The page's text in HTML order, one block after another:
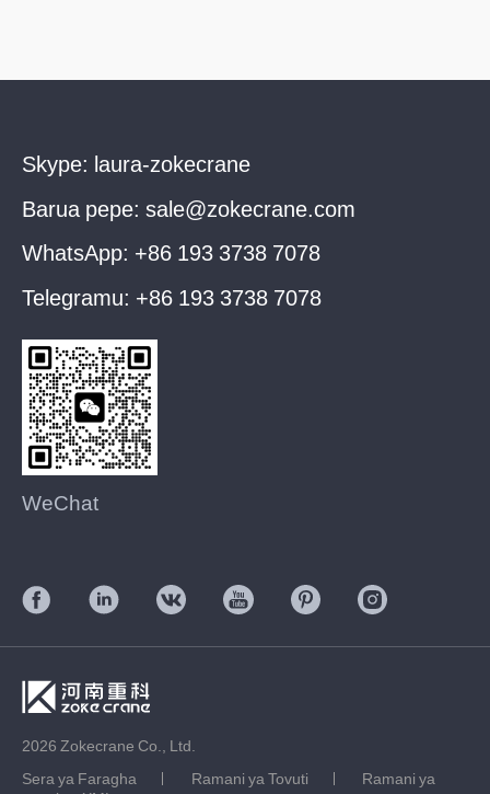
Skype: laura-zokecrane
Barua pepe: sale@zokecrane.com
WhatsApp: +86 193 3738 7078
Telegramu: +86 193 3738 7078
WeChat
2026 Zokecrane Co., Ltd.
Sera ya Faragha
Ramani ya Tovuti
Ramani ya